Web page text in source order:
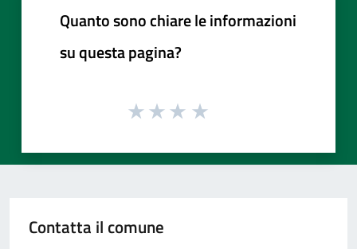
Quanto sono chiare le informazioni
su questa pagina?
Contatta il comune